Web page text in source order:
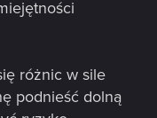
różnic w sile
podnieść dolną